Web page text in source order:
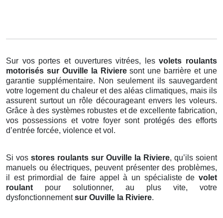
Sur vos portes et ouvertures vitrées, lesvolets roulants
motorisés sur Ouville la Rivieresont une barrière et une
garantie supplémentaire. Non seulement ils sauvegardent
votre logement du chaleur et des aléas climatiques, mais ils
assurent surtout un rôle décourageant envers les voleurs.
Grâce à des systèmes robustes et de excellente fabrication,
vos possessions et votre foyer sont protégés des efforts
d’entrée forcée, violence et vol.
Si vos stores roulants sur Ouville la Riviere, qu’ils soient
manuels ou électriques, peuvent présenter des problèmes,
il est primordial de faire appel à un spécialiste de volet
roulantpour solutionner, au plus vite, votre
dysfonctionnementsur Ouville la Riviere.